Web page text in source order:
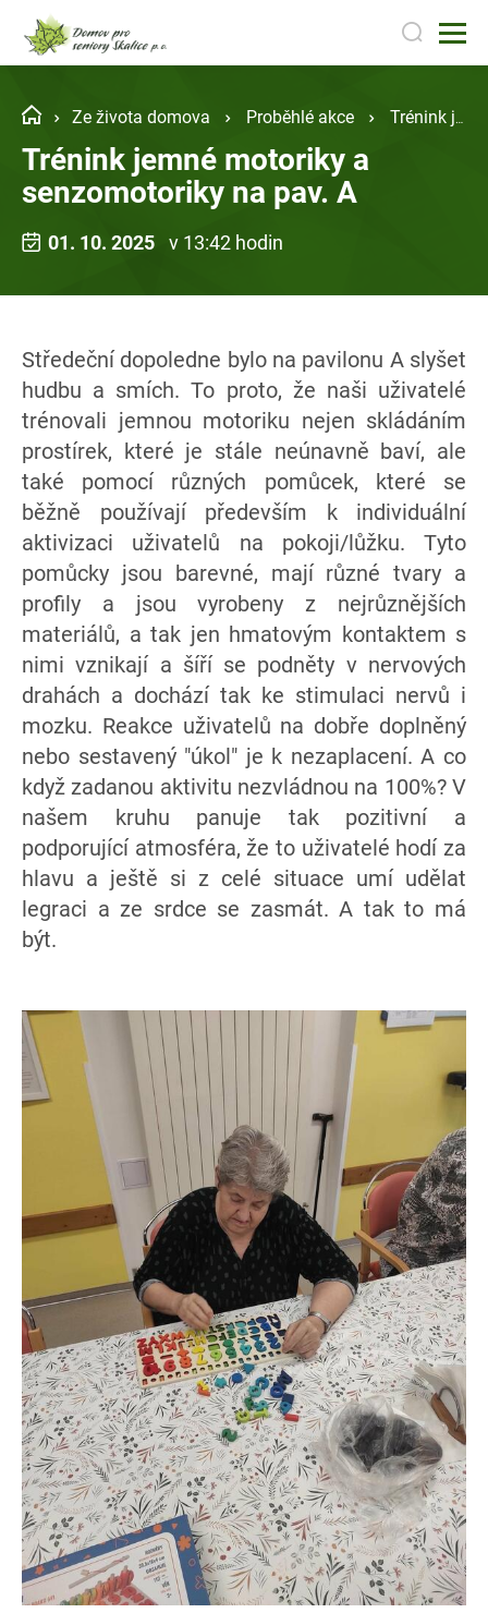
Ze života domova Proběhlé akce Trénink jemné motoriky a senzomotoriky na pav. A
Trénink jemné motoriky a
senzomotoriky na pav. A
01. 10. 2025 v 13:42 hodin
Středeční dopoledne bylo na pavilonu A slyšet
hudbu a smích. To proto, že naši uživatelé
trénovali jemnou motoriku nejen skládáním
prostírek, které je stále neúnavně baví, ale
také pomocí různých pomůcek, které se
běžně používají především k individuální
aktivizaci uživatelů na pokoji/lůžku. Tyto
pomůcky jsou barevné, mají různé tvary a
profily a jsou vyrobeny z nejrůznějších
materiálů, a tak jen hmatovým kontaktem s
nimi vznikají a šíří se podněty v nervových
drahách a dochází tak ke stimulaci nervů i
mozku. Reakce uživatelů na dobře doplněný
nebo sestavený "úkol" je k nezaplacení. A co
když zadanou aktivitu nezvládnou na 100%? V
našem kruhu panuje tak pozitivní a
podporující atmosféra, že to uživatelé hodí za
hlavu a ještě si z celé situace umí udělat
legraci a ze srdce se zasmát. A tak to má
být.